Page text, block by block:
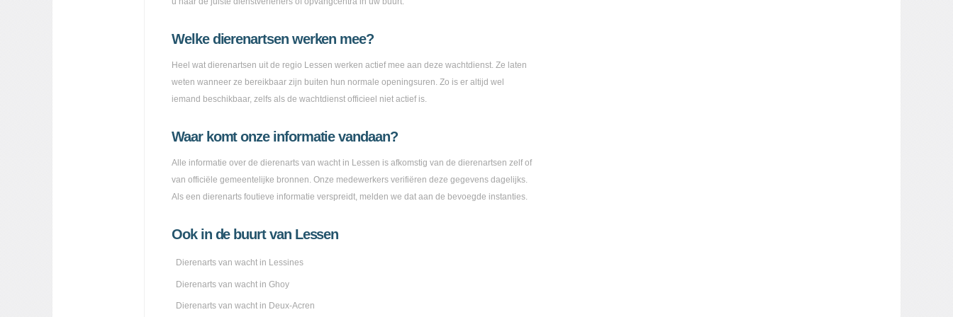
Welke dierenartsen werken mee?
Heel wat dierenartsen uit de regio Lessen werken actief mee aan deze wachtdienst. Ze laten
weten wanneer ze bereikbaar zijn buiten hun normale openingsuren. Zo is er altijd wel
iemand beschikbaar, zelfs als de wachtdienst officieel niet actief is.
Waar komt onze informatie vandaan?
Alle informatie over de dierenarts van wacht in Lessen is afkomstig van de dierenartsen zelf of
van officiële gemeentelijke bronnen. Onze medewerkers verifiëren deze gegevens dagelijks.
Als een dierenarts foutieve informatie verspreidt, melden we dat aan de bevoegde instanties.
Ook in de buurt van Lessen
Dierenarts van wacht in Lessines
Dierenarts van wacht in Ghoy
Dierenarts van wacht in Deux-Acren